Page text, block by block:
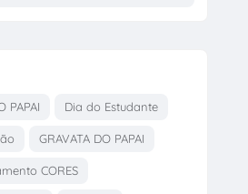
PAPAI Dia do Estudante
GRAVATA DO PAPAI
CORES